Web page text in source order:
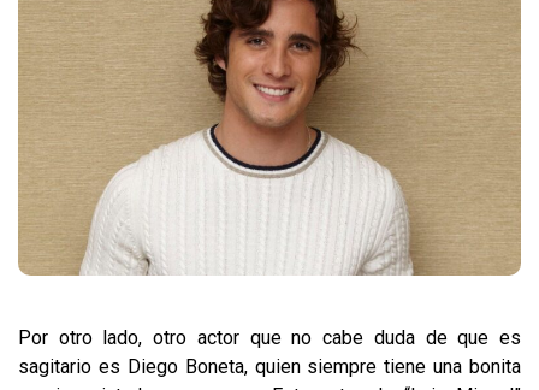
Por otro lado, otro actor que no cabe duda de que es
sagitario es Diego Boneta, quien siempre tiene una bonita